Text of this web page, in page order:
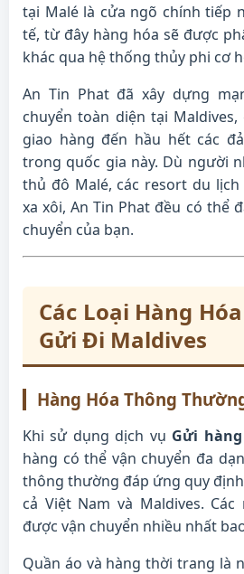
tại Malé là cửa ngõ chính tiếp
tế, từ đây hàng hóa sẽ được
khác qua hệ thống thủy phi cơ
An Tin Phat đã xây dựng
chuyển toàn diện tại
giao hàng đến hầu hết các
trong quốc gia này. Dù người
thủ đô Malé, các resort du
xa xôi, An Tin Phat đều có thể
chuyển của bạn.
Các Loại Hàng
Gửi Đi Maldives
Hàng Hóa Thông
Khi sử dụng dịch vụ Gửi
hàng có thể vận chuyển đa
thông thường đáp ứng quy
cả Việt Nam và Maldives.
được vận chuyển nhiều nhất
Quần áo và hàng thời trang là